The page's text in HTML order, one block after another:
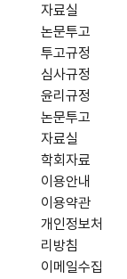
자료실
논문투고
투고규정
심사규정
윤리규정
논문투고
자료실
학회자료
이용안내
이용약관
개인정보처
리방침
이메일수집